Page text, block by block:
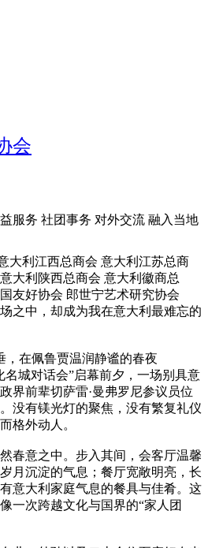
会
服务 社团事务 对外交流 融入当地
大利江西总商会 意大利江苏总商
大利陕西总商会 意大利徽商总
友好协会 郎世宁艺术研究协会
之中，却成为我在意大利最难忘的
，在佩鲁贾温润静谧的春夜
名城对话会”启幕前夕，一场别具意
界前辈切萨雷·曼弗罗尼参议员位
没有镁光灯的聚焦，没有繁复礼仪
格外动人。
春意之中。步入其间，会客厅温馨
月沉淀的气息；餐厅宽敞明亮，长
意大利家庭气息的餐具与佳肴。这
一次跨越文化与国界的“家人团